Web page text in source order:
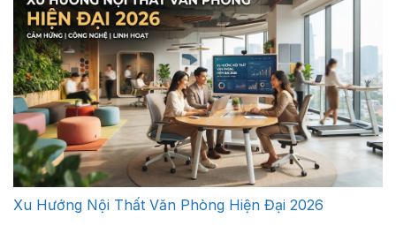
Xu Hướng Nội Thất Văn Phòng Hiện Đại 2026